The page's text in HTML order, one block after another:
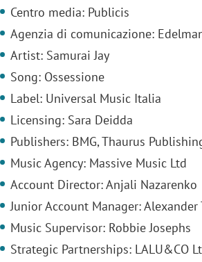
Centro media: Publicis
Agenzia di comunicazione:
Artist: Samurai Jay
Song: Ossessione
Label: Universal Music Italia
Licensing: Sara Deidda
Publishers: BMG, Thaurus
Music Agency: Massive Music Ltd
Account Director: Anjali Nazarenko
Junior Account Manager: Alexander
Music Supervisor: Robbie Josephs
Strategic Partnerships: LALU&CO